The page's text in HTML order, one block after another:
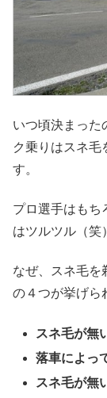
いつ頃決まった
ク乗りはスネ毛
す。
プロ選手はもち
はツルツル（笑）
なぜ、スネ毛を
の４つが挙げら
スネ毛が無
落車によっ
スネ毛が無